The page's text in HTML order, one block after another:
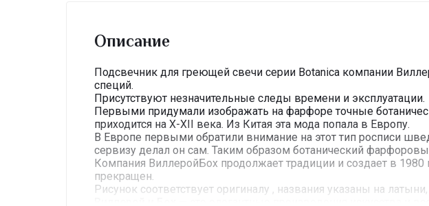
Описание
Подсвечник для греющей свечи серии Botanica компании
специй.
Присутствуют незначительные следы времени и эксплуатации.
Первыми придумали изображать на фарфоре точные
приходится на X-XII века. Из Китая эта мода попала в Европу.
В Европе первыми обратили внимание на этот тип росписи
сервизу делал он сам. Таким образом ботанический
Компания ВиллеройБох продолжает традиции и создает в
прекращен.
Рисунок соответствует оригиналу , названия указаны на